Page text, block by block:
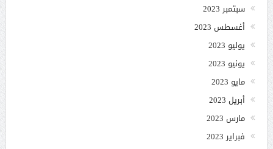
سبتمبر 2023
أغسطس 2023
يوليو 2023
يونيو 2023
مايو 2023
أبريل 2023
مارس 2023
فبراير 2023